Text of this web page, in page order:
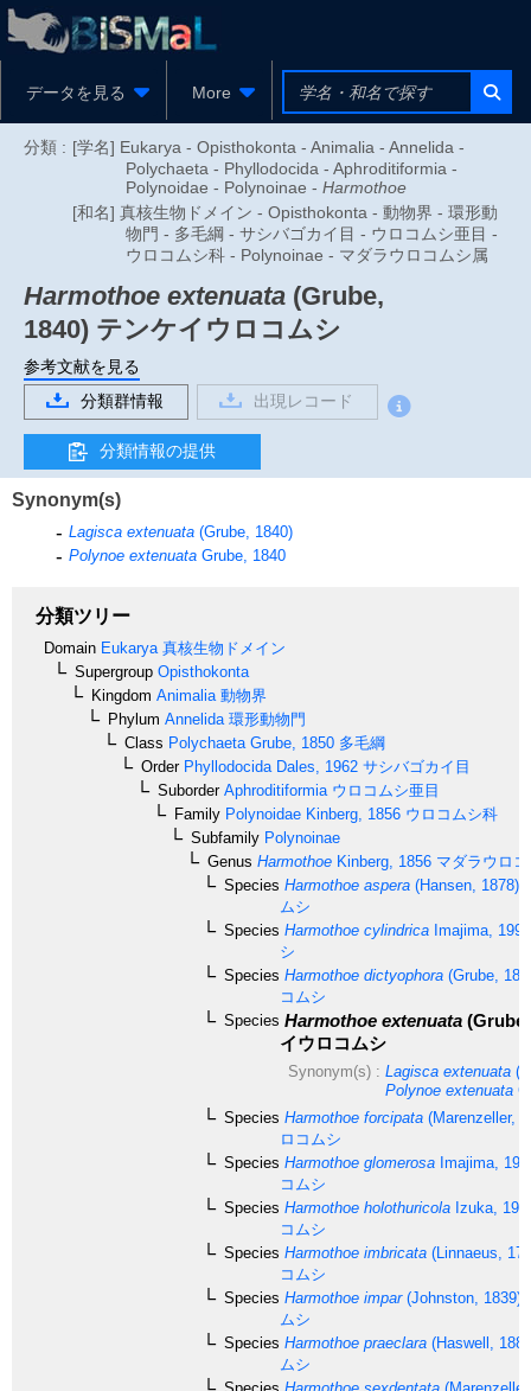
データを見る More
分類 : [学名] Eukarya - Opisthokonta - Animalia - Annelida -
Polychaeta - Phyllodocida - Aphroditiformia -
Polynoidae - Polynoinae - Harmothoe
[和名] 真核生物ドメイン - Opisthokonta - 動物界 - 環形動
物門 - 多毛綱 - サシバゴカイ目 - ウロコムシ亜目 -
ウロコムシ科 - Polynoinae - マダラウロコムシ属
Harmothoe extenuata (Grube,
1840) テンケイウロコムシ
参考文献を見る
分類群情報
出現レコード
分類情報の提供
Synonym(s)
Lagisca extenuata (Grube, 1840)
Polynoe extenuata Grube, 1840
分類ツリー
Domain Eukarya 真核生物ドメイン
Supergroup Opisthokonta
Kingdom Animalia 動物界
Phylum Annelida 環形動物門
Class Polychaeta Grube, 1850 多毛綱
OrderPhyllodocida Dales, 1962 サシバゴカイ目
SuborderAphroditiformia ウロコムシ亜目
Family Polynoidae Kinberg, 1856 ウロコムシ科
Subfamily Polynoinae
Genus Harmothoe Kinberg, 1856 マダラウロ
Species Harmothoe aspera (Hansen, 1878)
ムシ
Species Harmothoe cylindrica Imajima, 1997
シ
Species Harmothoe dictyophora (Grube,
コムシ
Species Harmothoe extenuata
イウロコムシ
Synonym(s) : Lagisca extenuata
Polynoe extenuata
Species Harmothoe forcipata (Marenzeller,
ロコムシ
Species Harmothoe glomerosa Imajima,
コムシ
Species Harmothoe holothuricola Izuka,
コムシ
Species Harmothoe imbricata (Linnaeus,
コムシ
Species Harmothoe impar(Johnston, 1839)
ムシ
Species Harmothoe praeclara (Haswell,
ムシ